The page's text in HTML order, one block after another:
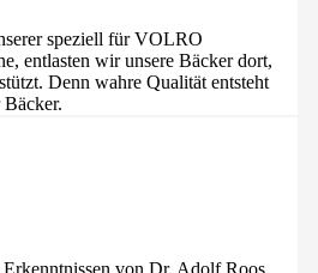
speziell für VOLRO
entlasten wir unsere Bäcker dort,
Denn wahre Qualität entsteht
von Dr. Adolf Roos,